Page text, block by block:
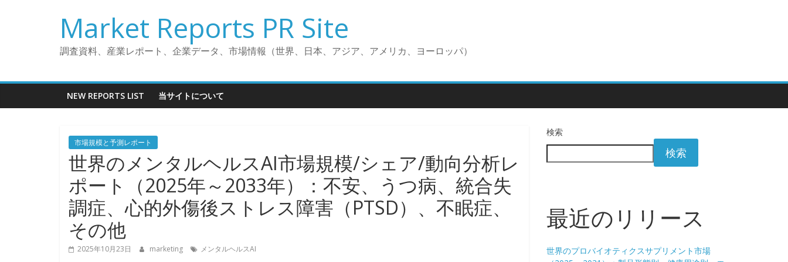
へ
キ
Market Reports PR Site
調査資料、産業レポート、企業データ、市場情報（世界、日本、アジア、アメリカ、ヨーロッパ）
NEW REPORTS LIST 当サイトについて
市場規模と予測レポート
世界のメンタルヘルスAI市場規模/シェア/動向分析レ
ポート（2025年～2033年）：不安、うつ病、統合失
調症、心的外傷後ストレス障害（PTSD）、不眠症、
その他
2025年10月23日 marketing メンタルヘルスAI
検索
検索
最近のリリース
世界のプロバイオティクスサプリメント市場